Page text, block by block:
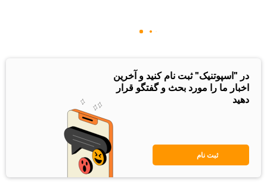
در "اسپوتنیک" ثبت نام کنید و آخرین
اخبار ما را مورد بحث و گفتگو قرار
دهید
ثبت نام